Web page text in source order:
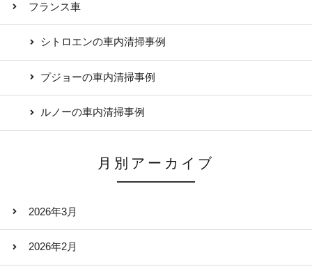
フランス車
シトロエンの車内清掃事例
プジョーの車内清掃事例
ルノーの車内清掃事例
月別アーカイブ
2026年3月
2026年2月